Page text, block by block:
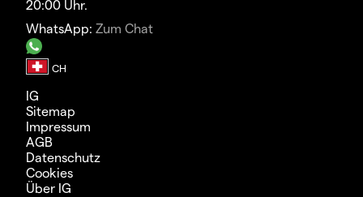
20:00 Uhr.
WhatsApp: Zum Chat
IG
Sitemap
Impressum
AGB
Datenschutz
Cookies
Über IG